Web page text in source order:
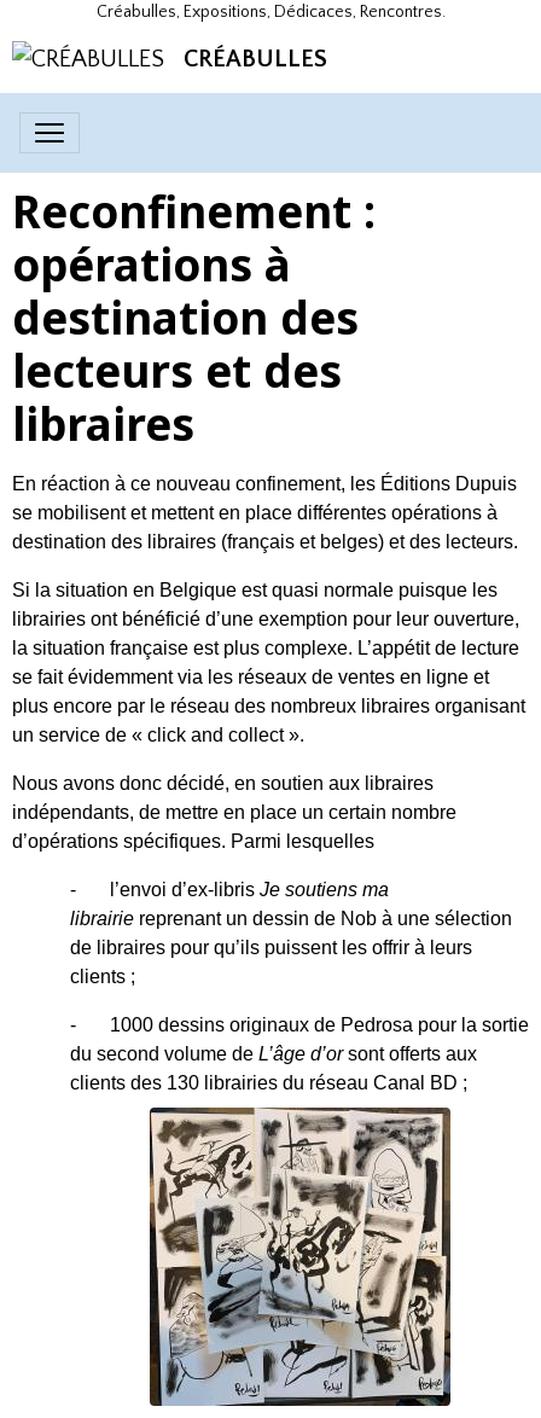
Créabulles, Expositions, Dédicaces, Rencontres.
CRÉABULLES
Reconfinement :
opérations à
destination des
lecteurs et des
libraires
En réaction à ce nouveau confinement, les Éditions Dupuis
se mobilisent et mettent en place différentes opérations à
destination des libraires (français et belges) et des lecteurs.
Si la situation en Belgique est quasi normale puisque les
librairies ont bénéficié d’une exemption pour leur ouverture,
la situation française est plus complexe. L’appétit de lecture
se fait évidemment via les réseaux de ventes en ligne et
plus encore par le réseau des nombreux libraires organisant
un service de « click and collect ».
Nous avons donc décidé, en soutien aux libraires
indépendants, de mettre en place un certain nombre
d’opérations spécifiques. Parmi lesquelles
- l’envoi d’ex-libris Je soutiens ma
librairie reprenant un dessin de Nob à une sélection
de libraires pour qu’ils puissent les offrir à leurs
clients ;
- 1000 dessins originaux de Pedrosa pour la sortie
du second volume de L’âge d’orsont offerts aux
clients des 130 librairies du réseau Canal BD ;